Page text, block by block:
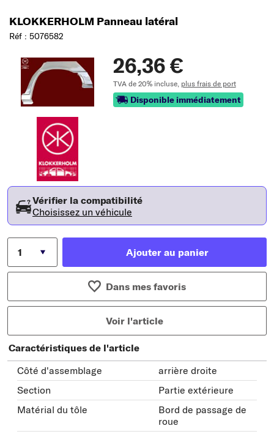
KLOKKERHOLM Panneau latéral
Réf : 5076582
26,36 €
TVA de 20% incluse, plus frais de port
Disponible immédiatement
Vérifier la compatibilité
Choisissez un véhicule
Ajouter au panier
Dans mes favoris
Voir l'article
Caractéristiques de l'article
Côté d'assemblage
arrière droite
Section
Partie extérieure
Matérial du tôle
Bord de passage de
roue